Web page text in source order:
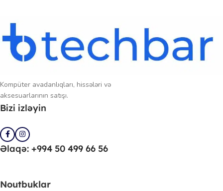
Kompüter avadanlıqları, hissələri və
aksesuarlarının satışı.
Bizi izləyin
Əlaqə: +994 50 499 66 56
Noutbuklar